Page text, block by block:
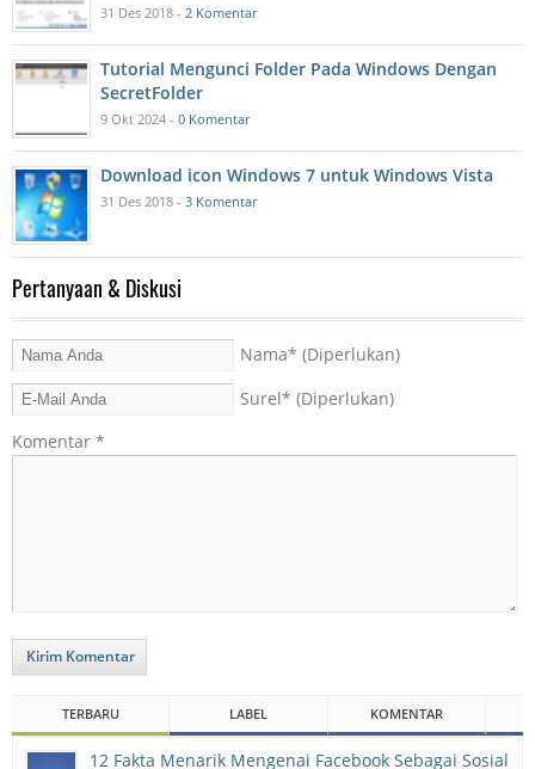
31 Des 2018 - 2 Komentar
Tutorial Mengunci Folder Pada Windows Dengan
SecretFolder
9 Okt 2024 - 0 Komentar
Download icon Windows 7 untuk Windows Vista
31 Des 2018 - 3 Komentar
Pertanyaan & Diskusi
Nama* (Diperlukan)
Surel* (Diperlukan)
Komentar *
Kirim Komentar
TERBARU LABEL KOMENTAR
12 Fakta Menarik Mengenai Facebook Sebagai Sosial